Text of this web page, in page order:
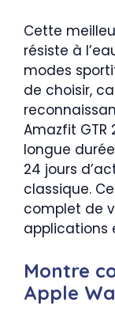
Cette
résiste à
modes
de choisir,
Amazfit GTR
longue
24 jours
classique.
complet de
applications
Montre
Apple